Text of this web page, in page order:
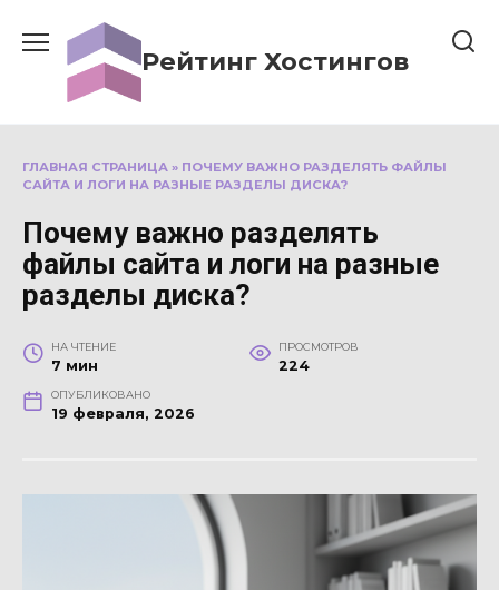
содержанию
Рейтинг Хостингов
ГЛАВНАЯ СТРАНИЦА » ПОЧЕМУ ВАЖНО РАЗДЕЛЯТЬ ФАЙЛЫ
САЙТА И ЛОГИ НА РАЗНЫЕ РАЗДЕЛЫ ДИСКА?
Почему важно разделять
файлы сайта и логи на разные
разделы диска?
НА ЧТЕНИЕ
7 мин
ПРОСМОТРОВ
224
ОПУБЛИКОВАНО
19 февраля, 2026